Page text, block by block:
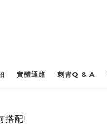
實體通路 刺青Q & A
搭配!